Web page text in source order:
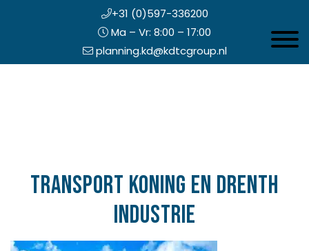
+31 (0)597-336200
Ma – Vr: 8:00 – 17:00
planning.kd@kdtcgroup.nl
Transport Koning en Drenth
Industrie